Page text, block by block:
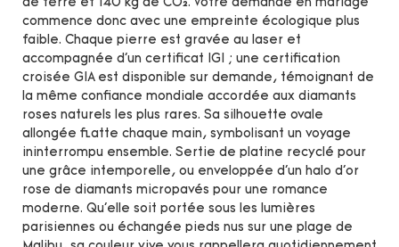
de terre et 140 kg de CO₂. Votre demande en mariage
commence donc avec une empreinte écologique plus
faible. Chaque pierre est gravée au laser et
accompagnée d'un certificat IGI ; une certification
croisée GIA est disponible sur demande, témoignant de
la même confiance mondiale accordée aux diamants
roses naturels les plus rares. Sa silhouette ovale
allongée flatte chaque main, symbolisant un voyage
ininterrompu ensemble. Sertie de platine recyclé pour
une grâce intemporelle, ou enveloppée d'un halo d'or
rose de diamants micropavés pour une romance
moderne. Qu'elle soit portée sous les lumières
parisiennes ou échangée pieds nus sur une plage de